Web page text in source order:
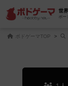
世
ボー
ボドゲーマTOP